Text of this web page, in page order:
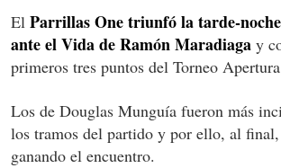
El Parrillas One triunfó la tarde-
ante el Vida de Ramón Maradiaga y
primeros tres puntos del Torneo
Los de Douglas Munguía fueron más
los tramos del partido y por ello, al
ganando el encuentro.